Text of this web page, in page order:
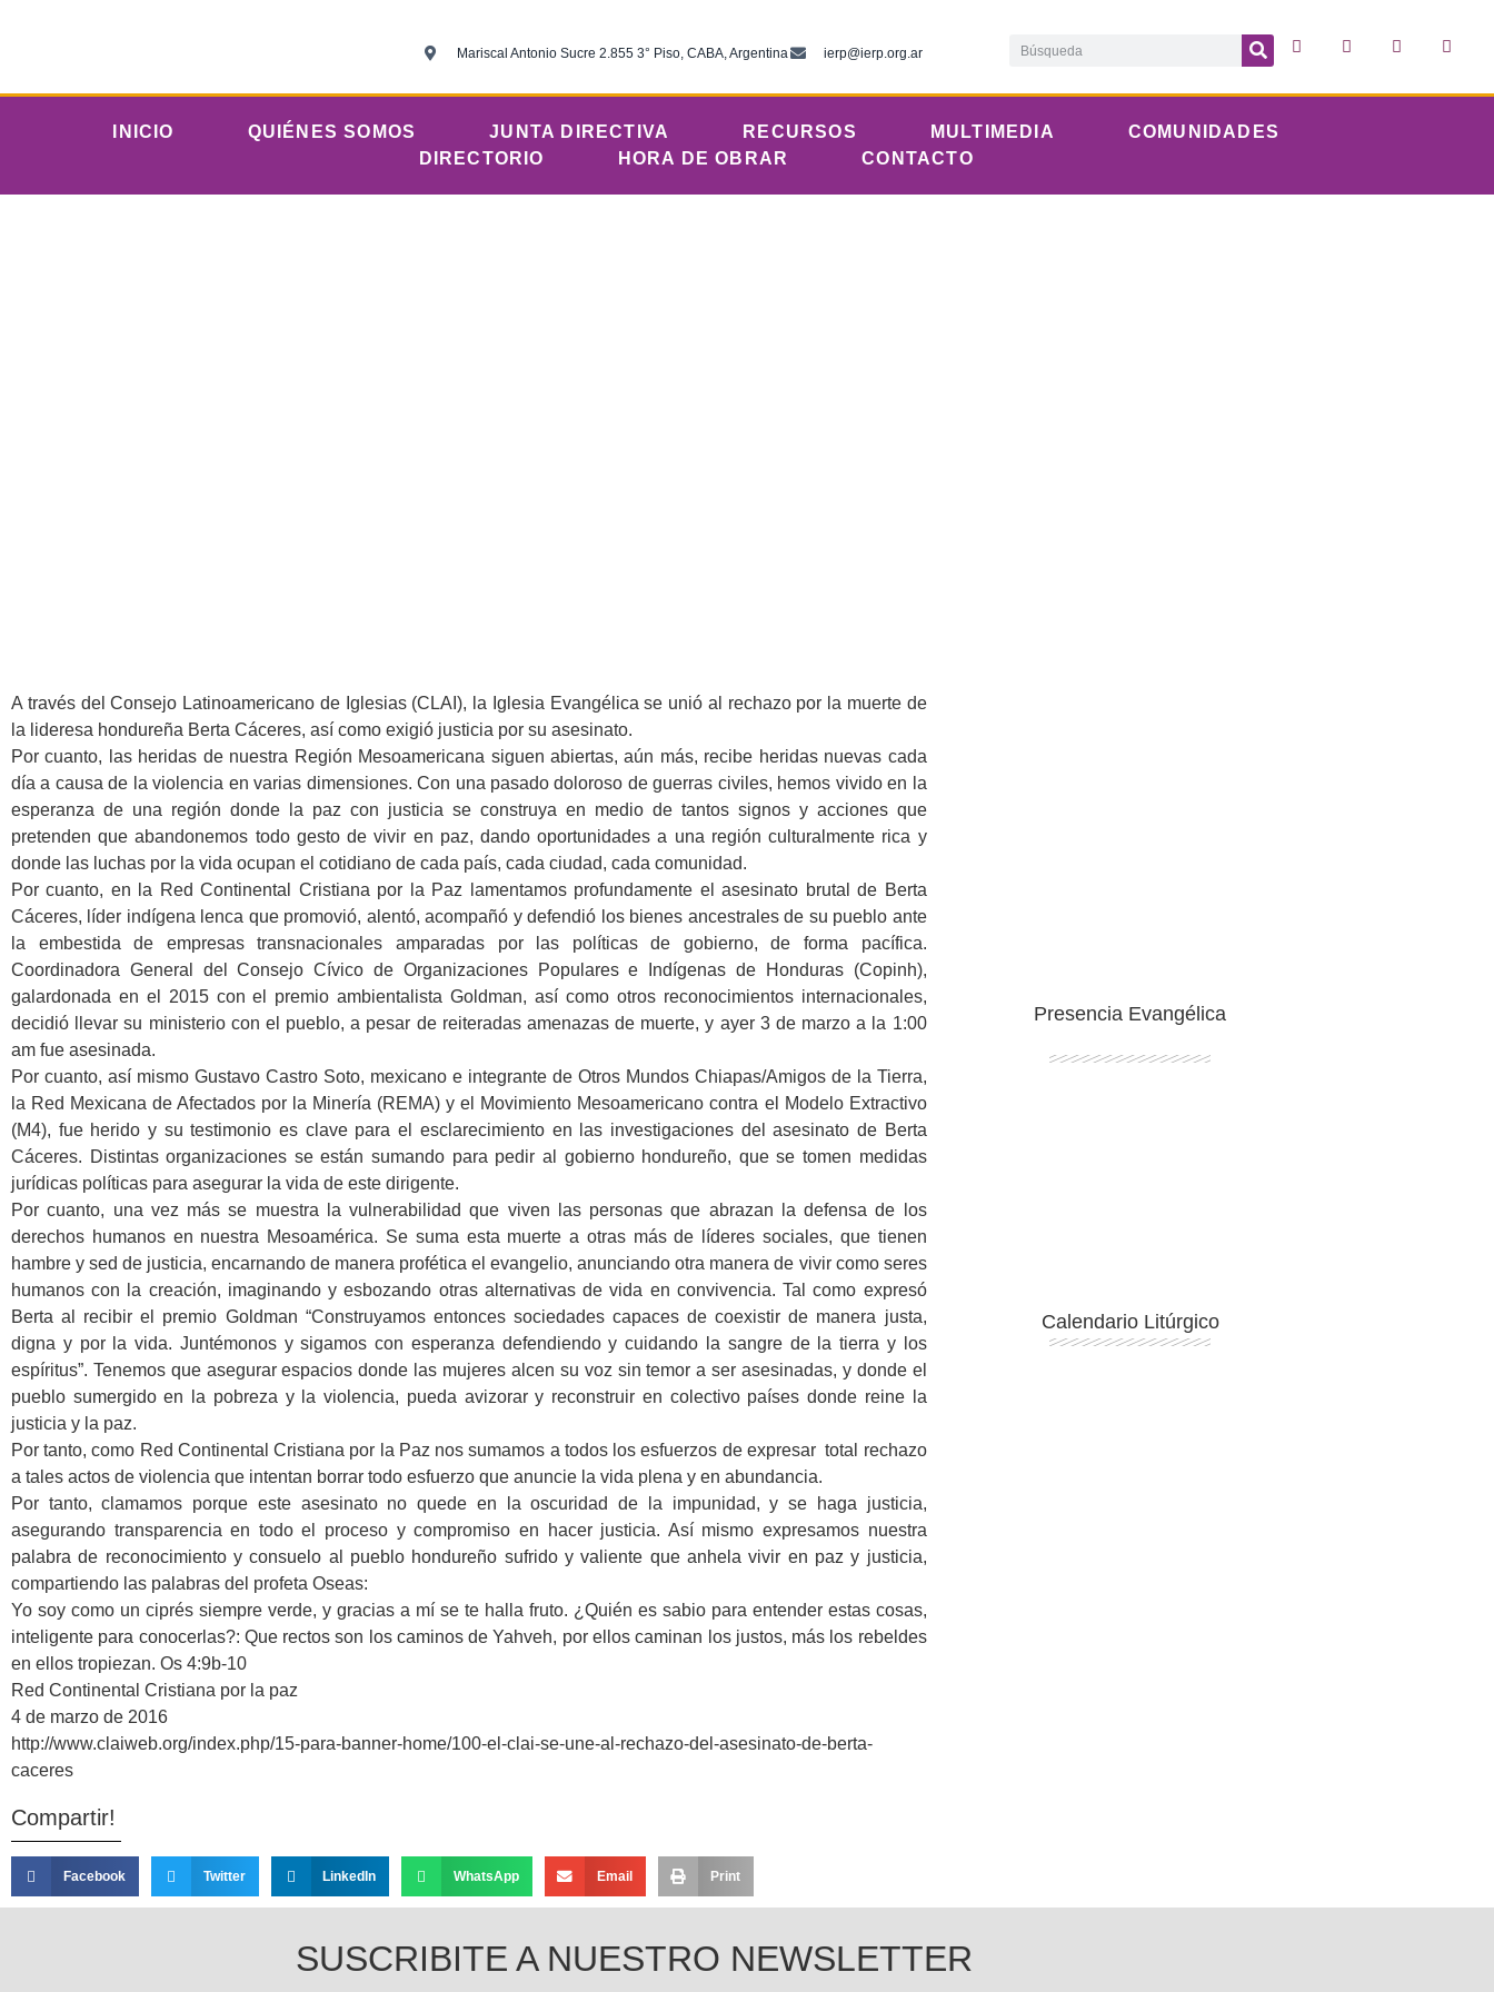
Mariscal Antonio Sucre 2.855 3° Piso, CABA, Argentina ierp@ierp.org.ar
INICIO QUIÉNES SOMOS JUNTA DIRECTIVA RECURSOS MULTIMEDIA
COMUNIDADES
DIRECTORIO
HORA DE OBRAR CONTACTO
A través del Consejo Latinoamericano de Iglesias (CLAI), la Iglesia Evangélica se unió al rechazo por la muerte de
la lideresa hondureña Berta Cáceres, así como exigió justicia por su asesinato.
Por cuanto, las heridas de nuestra Región Mesoamericana siguen abiertas, aún más, recibe heridas nuevas cada
día a causa de la violencia en varias dimensiones. Con una pasado doloroso de guerras civiles, hemos vivido en la
esperanza de una región donde la paz con justicia se construya en medio de tantos signos y acciones que
pretenden que abandonemos todo gesto de vivir en paz, dando oportunidades a una región culturalmente rica y
donde las luchas por la vida ocupan el cotidiano de cada país, cada ciudad, cada comunidad.
Por cuanto, en la Red Continental Cristiana por la Paz lamentamos profundamente el asesinato brutal de Berta
Cáceres, líder indígena lenca que promovió, alentó, acompañó y defendió los bienes ancestrales de su pueblo ante
la embestida de empresas transnacionales amparadas por las políticas de gobierno, de forma pacífica.
Coordinadora General del Consejo Cívico de Organizaciones Populares e Indígenas de Honduras (Copinh),
galardonada en el 2015 con el premio ambientalista Goldman, así como otros reconocimientos internacionales,
decidió llevar su ministerio con el pueblo, a pesar de reiteradas amenazas de muerte, y ayer 3 de marzo a la 1:00
am fue asesinada.
Por cuanto, así mismo Gustavo Castro Soto, mexicano e integrante de Otros Mundos Chiapas/Amigos de la Tierra,
la Red Mexicana de Afectados por la Minería (REMA) y el Movimiento Mesoamericano contra el Modelo Extractivo
(M4), fue herido y su testimonio es clave para el esclarecimiento en las investigaciones del asesinato de Berta
Cáceres. Distintas organizaciones se están sumando para pedir al gobierno hondureño, que se tomen medidas
jurídicas políticas para asegurar la vida de este dirigente.
Por cuanto, una vez más se muestra la vulnerabilidad que viven las personas que abrazan la defensa de los
derechos humanos en nuestra Mesoamérica. Se suma esta muerte a otras más de líderes sociales, que tienen
hambre y sed de justicia, encarnando de manera profética el evangelio, anunciando otra manera de vivir como seres
humanos con la creación, imaginando y esbozando otras alternativas de vida en convivencia. Tal como expresó
Berta al recibir el premio Goldman “Construyamos entonces sociedades capaces de coexistir de manera justa,
digna y por la vida. Juntémonos y sigamos con esperanza defendiendo y cuidando la sangre de la tierra y los
espíritus”. Tenemos que asegurar espacios donde las mujeres alcen su voz sin temor a ser asesinadas, y donde el
pueblo sumergido en la pobreza y la violencia, pueda avizorar y reconstruir en colectivo países donde reine la
justicia y la paz.
Por tanto, como Red Continental Cristiana por la Paz nos sumamos a todos los esfuerzos de expresar total rechazo
a tales actos de violencia que intentan borrar todo esfuerzo que anuncie la vida plena y en abundancia.
Por tanto, clamamos porque este asesinato no quede en la oscuridad de la impunidad, y se haga justicia,
asegurando transparencia en todo el proceso y compromiso en hacer justicia. Así mismo expresamos nuestra
palabra de reconocimiento y consuelo al pueblo hondureño sufrido y valiente que anhela vivir en paz y justicia,
compartiendo las palabras del profeta Oseas:
Yo soy como un ciprés siempre verde, y gracias a mí se te halla fruto. ¿Quién es sabio para entender estas cosas,
inteligente para conocerlas?: Que rectos son los caminos de Yahveh, por ellos caminan los justos, más los rebeldes
en ellos tropiezan. Os 4:9b-10
Red Continental Cristiana por la paz
4 de marzo de 2016
http://www.claiweb.org/index.php/15-para-banner-home/100-el-clai-se-une-al-rechazo-del-asesinato-de-berta-
caceres
Compartir!
Facebook Twitter LinkedIn WhatsApp Email Print
Presencia Evangélica
Calendario Litúrgico
SUSCRIBITE A NUESTRO NEWSLETTER